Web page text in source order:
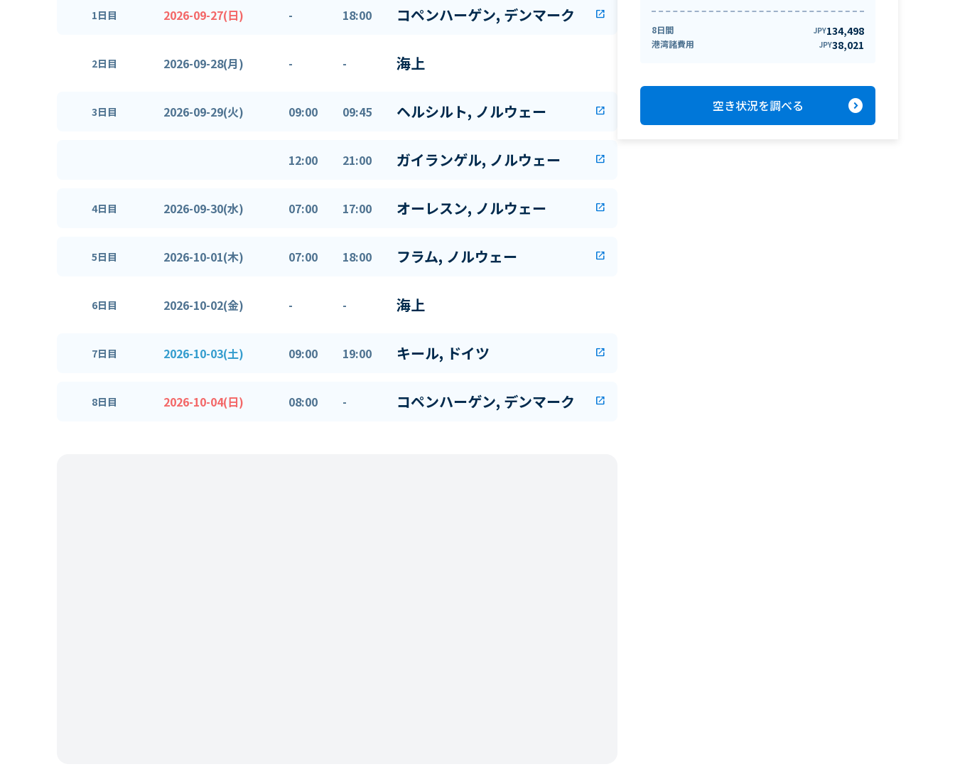
1日目 2026-09-27(日) - 18:00 コペンハーゲン, デンマーク open_in_new
2日目 2026-09-28(月) - - 海上
3日目 2026-09-29(火) 09:00 09:45 ヘルシルト, ノルウェー open_in_new
12:00 21:00 ガイランゲル, ノルウェー open_in_new
4日目 2026-09-30(水) 07:00 17:00 オーレスン, ノルウェー open_in_new
5日目 2026-10-01(木) 07:00 18:00 フラム, ノルウェー open_in_new
6日目 2026-10-02(金) - - 海上
7日目 2026-10-03(土) 09:00 19:00 キール, ドイツ open_in_new
8日目 2026-10-04(日) 08:00 - コペンハーゲン, デンマーク open_in_new
8日間 JPY134,498
港湾諸費用 JPY38,021
空き状況を調べる expand_circle_right